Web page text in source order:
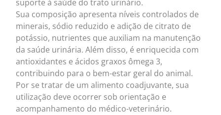
suporte à saúde do trato urinário.
Sua composição apresenta níveis controlados de
minerais, sódio reduzido e adição de citrato de
potássio, nutrientes que auxiliam na manutenção
da saúde urinária. Além disso, é enriquecida com
antioxidantes e ácidos graxos ômega 3,
contribuindo para o bem-estar geral do animal.
Por se tratar de um alimento coadjuvante, sua
utilização deve ocorrer sob orientação e
acompanhamento do médico-veterinário.